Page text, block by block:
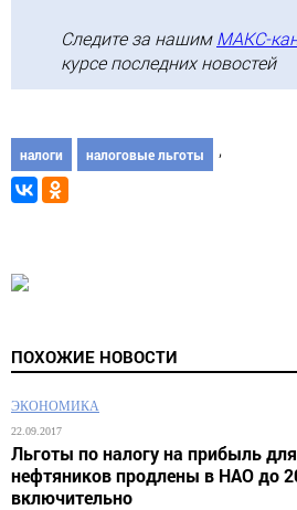
Следите за нашим МАКС-
курсе последних новостей
налоги ,
налоговые льготы
ПОХОЖИЕ НОВОСТИ
ЭКОНОМИКА
22.09.2017
Льготы по налогу на прибыль для
нефтяников продлены в НАО до
включительно